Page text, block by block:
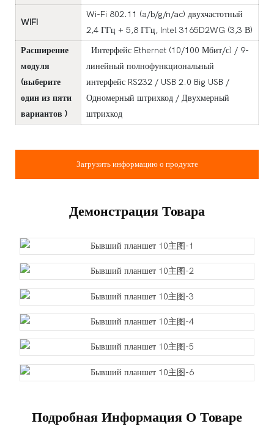
WIFI
Wi-Fi 802.11 (a/b/g/n/ac) двухчастотный
2,4 ГГц + 5,8 ГГц, Intel 3165D2WG (3,3 В)
Расширение
модуля
(выберите
один из пяти
вариантов )
Интерфейс Ethernet (10/100 Мбит/с) / 9-
линейный полнофункциональный
интерфейс RS232 / USB 2.0 Big USB /
Одномерный штрихкод / ​​Двухмерный
штрихкод
Загрузить информацию о продукте
Демонстрация Товара
Подробная Информация О Товаре